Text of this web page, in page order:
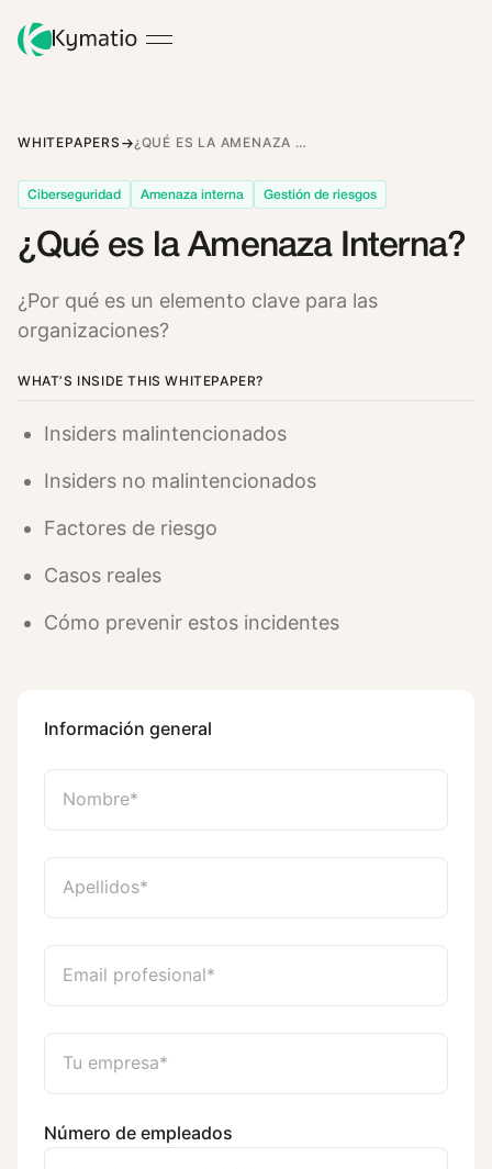
WHITEPAPERS ¿QUÉ ES LA AMENAZA INTERNA?
Ciberseguridad Amenaza interna Gestión de riesgos
¿Qué es la Amenaza Interna?
¿Por qué es un elemento clave para las
organizaciones?
WHAT’S INSIDE THIS WHITEPAPER?
Insiders malintencionados
Insiders no malintencionados
Factores de riesgo
Casos reales
Cómo prevenir estos incidentes
Información general
Número de empleados